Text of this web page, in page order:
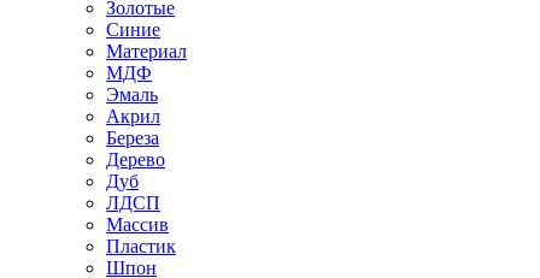
Золотые
Синие
Материал
МДФ
Эмаль
Акрил
Береза
Дерево
Дуб
ЛДСП
Массив
Пластик
Шпон